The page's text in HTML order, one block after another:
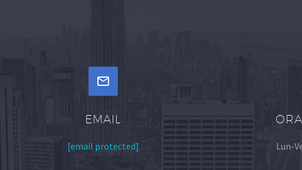


EMAIL
[email protected] Lun-